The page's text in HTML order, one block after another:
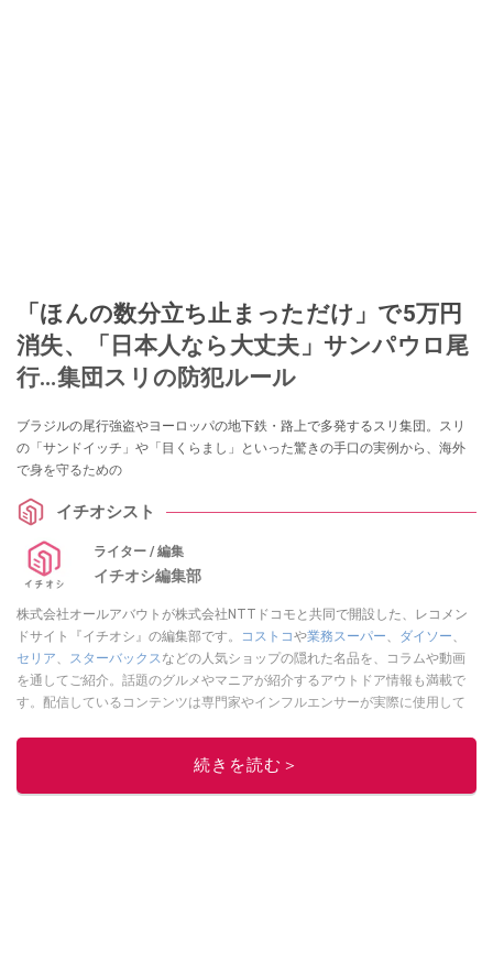
「ほんの数分立ち止まっただけ」で5万円
消失、「日本人なら大丈夫」サンパウロ尾
行…集団スリの防犯ルール
ブラジルの尾行強盗やヨーロッパの地下鉄・路上で多発するスリ集団。スリ
の「サンドイッチ」や「目くらまし」といった驚きの手口の実例から、海外
で身を守るための
イチオシスト
ライター / 編集
イチオシ編集部
株式会社オールアバウトが株式会社NTTドコモと共同で開設した、レコメン
ドサイト『イチオシ』の編集部です。
コストコや業務スーパー、 ダイソー、
セリア、 スターバックスなどの人気ショップの隠れた名品を、コラムや動画
を通してご紹介。話題のグルメやマニアが紹介するアウトドア情報も満載で
す。配信しているコンテンツは専門家やインフルエンサーが実際に使用して
ニュースでフォロー
続きを読む＞